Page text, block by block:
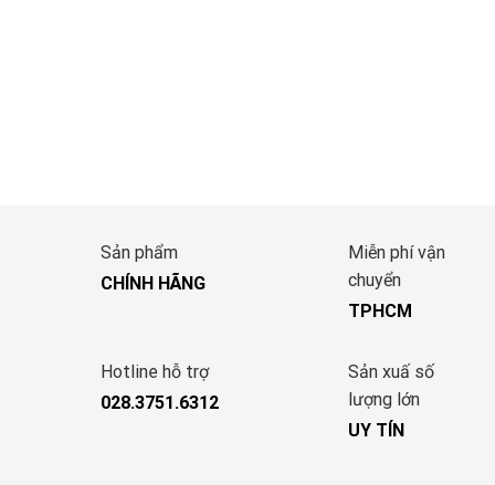
Sản phẩm
CHÍNH HÃNG
Miễn phí vận
chuyển
TPHCM
Hotline hỗ trợ
028.3751.6312
Sản xuấ số
lượng lớn
UY TÍN